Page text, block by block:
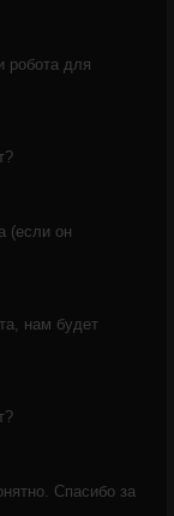
робота для
(если он
нам будет
Спасибо за